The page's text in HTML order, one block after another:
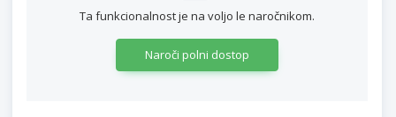
Ta funkcionalnost je na voljo le naročnikom.
Naroči polni dostop